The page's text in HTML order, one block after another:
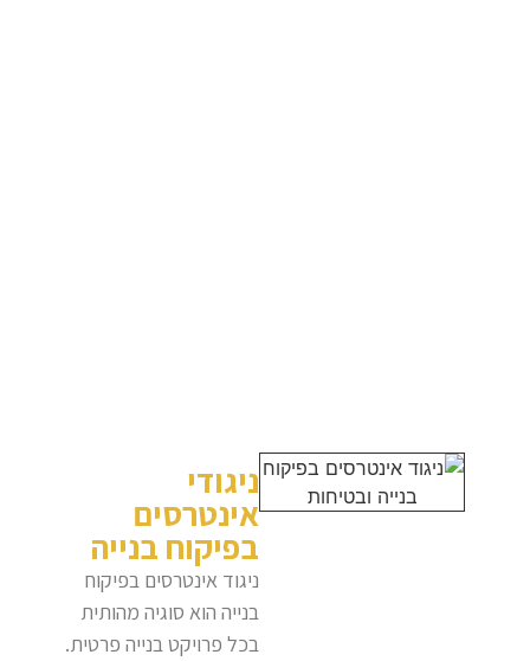
ניגודי
אינטרסים
בפיקוח בנייה
ניגוד אינטרסים בפיקוח
בנייה הוא סוגיה מהותית
בכל פרויקט בנייה פרטית.